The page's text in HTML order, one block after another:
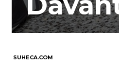
SUHECA.COM